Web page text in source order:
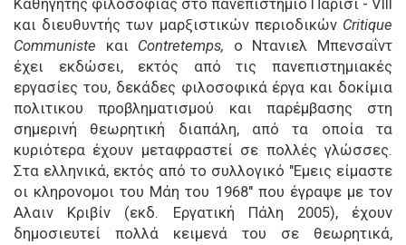
Καθηγητής φιλοσοφίας στο πανεπιστήμιο Παρίσι - VIII
και διευθυντής των μαρξιστικών περιοδικών Critique
Communiste και Contretemps, ο Ντανιελ Μπενσαΐντ
έχει εκδώσει, εκτός από τις πανεπιστημιακές
εργασίες του, δεκάδες φιλοσοφικά έργα και δοκίμια
πολιτικου προβληματισμού και παρέμβασης στη
σημερινή θεωρητική διαπάλη, από τα οποία τα
κυριότερα έχουν μεταφραστεί σε πολλές γλώσσες.
Στα ελληνικά, εκτός από το συλλογικό "Εμεις είμαστε
οι κληρονομοι του Μάη του 1968" που έγραψε με τον
Αλαιν Κριβίν (εκδ. Εργατική Πάλη 2005), έχουν
δημοσιευτεί πολλά κειμενά του σε θεωρητικά,